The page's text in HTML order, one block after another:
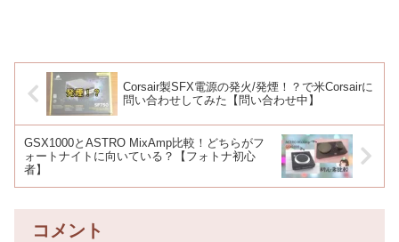
Corsair製SFX電源の発火/発煙！？で米Corsairに
問い合わせしてみた【問い合わせ中】
GSX1000とASTRO MixAmp比較！どちらがフ
ォートナイトに向いている？【フォトナ初心
者】
コメント